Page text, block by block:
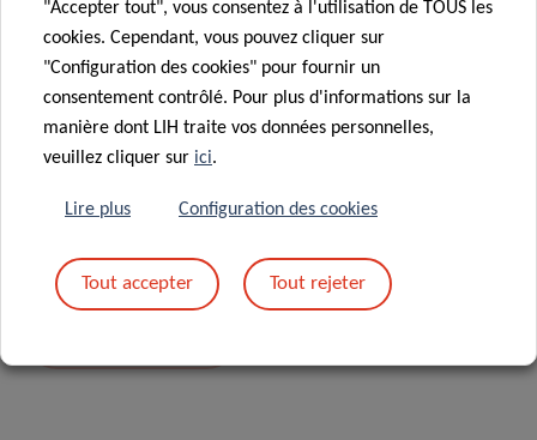
En envoyant votre message, vous acceptez
"Accepter tout", vous consentez à l'utilisation de TOUS les
cookies. Cependant, vous pouvez cliquer sur
"Configuration des cookies" pour fournir un
consentement contrôlé. Pour plus d'informations sur la
manière dont LIH traite vos données personnelles,
veuillez cliquer sur ici.
Lire plus Configuration des cookies
Tout accepter Tout rejeter